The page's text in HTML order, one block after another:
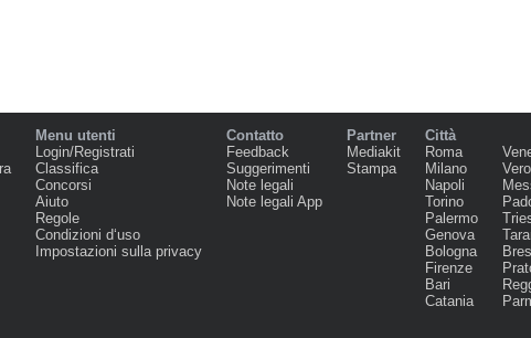
Menu utenti
Login/Registrati
Classifica
Concorsi
Aiuto
Regole
Condizioni d‘uso
Impostazioni sulla privacy
Contatto
Feedback
Suggerimenti
Note legali
Note legali App
Partner
Mediakit
Stampa
Città
Roma
Milano
Napoli
Torino
Palermo
Genova
Bologna
Firenze
Bari
Catania